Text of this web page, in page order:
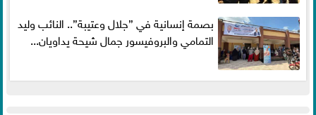
بصمة إنسانية في ”جلال وعتيبة”.. النائب وليد
التمامي والبروفيسور جمال شيحة يداويان...